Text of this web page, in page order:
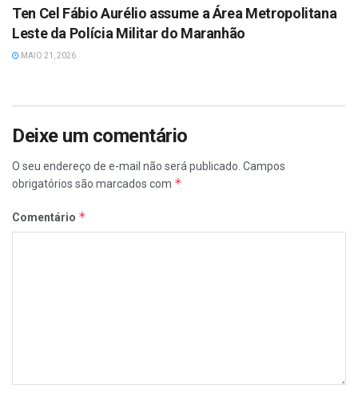
Ten Cel Fábio Aurélio assume a Área Metropolitana
Leste da Polícia Militar do Maranhão
MAIO 21, 2026
Deixe um comentário
O seu endereço de e-mail não será publicado. Campos
obrigatórios são marcados com *
Comentário *